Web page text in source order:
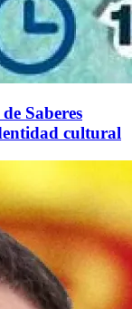
Saberes
cultural